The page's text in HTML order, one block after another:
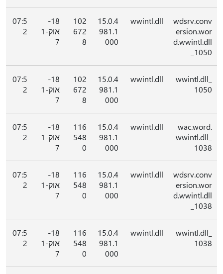
wdsrv.conv
ersion.wor
d.wwintl.dll
_1050
wwintl.dll
15.0.4
981.1
000
102
672
8
18-
אוק-1
7
07:5
2
wwintl.dll_
1050
wwintl.dll
15.0.4
981.1
000
102
672
8
18-
אוק-1
7
07:5
2
wac.word.
wwintl.dll_
1038
wwintl.dll
15.0.4
981.1
000
116
548
0
18-
אוק-1
7
07:5
2
wdsrv.conv
ersion.wor
d.wwintl.dll
_1038
wwintl.dll
15.0.4
981.1
000
116
548
0
18-
אוק-1
7
07:5
2
wwintl.dll_
1038
wwintl.dll
15.0.4
981.1
000
116
548
0
18-
אוק-1
7
07:5
2